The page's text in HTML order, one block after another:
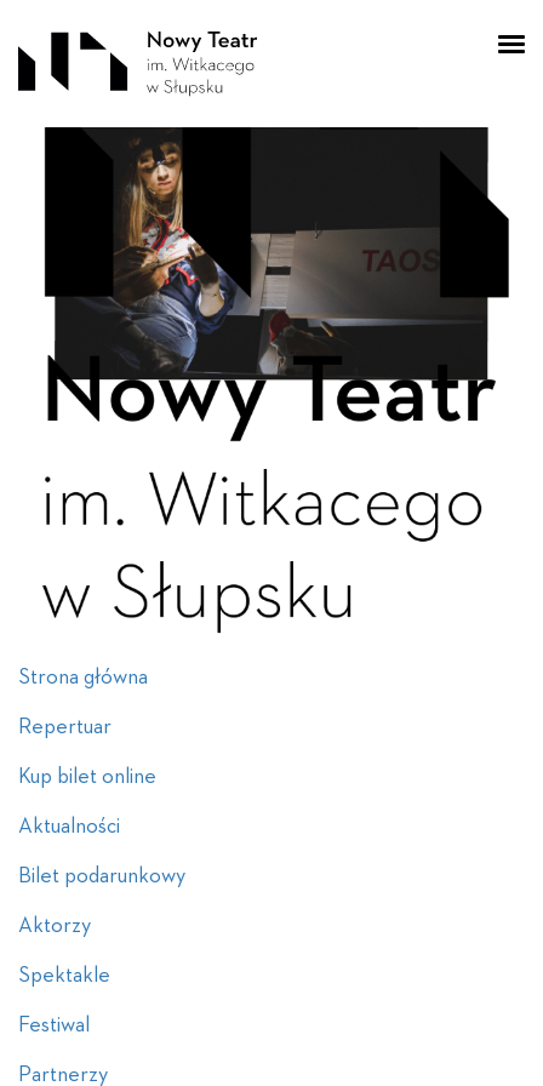
Strona główna
Repertuar
Kup bilet online
Aktualności
Bilet podarunkowy
Aktorzy
Spektakle
Festiwal
Partnerzy
spek4